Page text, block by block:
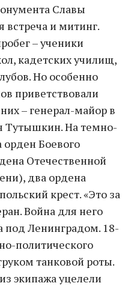
Славы
встреча и митинг.
– ученики
кадетских училищ,
Но особенно
приветствовали
– генерал-майор в
Тутышкин. На темно-
Боевого
Отечественной
два ордена
крест. «Это за
Война для него
под Ленинградом. 18-
политического
танковой роты.
экипажа уцелели